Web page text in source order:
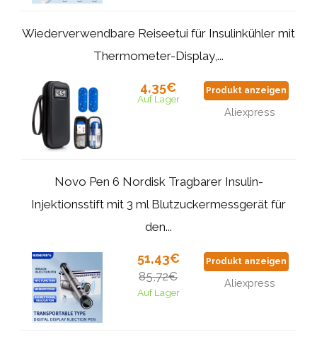
Wiederverwendbare Reiseetui für Insulinkühler mit
Thermometer-Display,...
4,35€
Auf Lager
Produkt anzeigen
Aliexpress
Novo Pen 6 Nordisk Tragbarer Insulin-
Injektionsstift mit 3 ml Blutzuckermessgerät für
den...
51,43€
85,72€
Auf Lager
Produkt anzeigen
Aliexpress